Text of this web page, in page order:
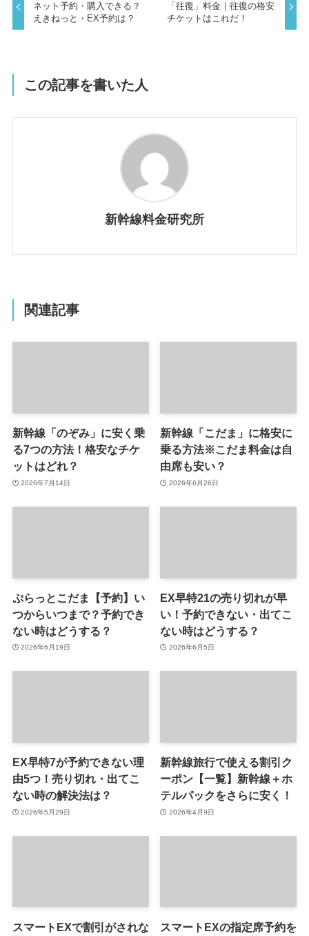
ネット予約・購入できる？
えきねっと・EX予約は？
「往復」料金｜往復の格安
チケットはこれだ！
この記事を書いた人
新幹線料金研究所
関連記事
新幹線「のぞみ」に安く乗
る7つの方法！格安なチケ
ットはどれ？
2026年7月14日
新幹線「こだま」に格安に
乗る方法※こだま料金は自
由席も安い？
2026年6月26日
ぷらっとこだま【予約】い
つからいつまで？予約でき
ない時はどうする？
2026年6月19日
EX早特21の売り切れが早
い！予約できない・出てこ
ない時はどうする？
2026年6月5日
EX早特7が予約できない理
由5つ！売り切れ・出てこ
ない時の解決法は？
2026年5月29日
新幹線旅行で使える割引ク
ーポン【一覧】新幹線＋ホ
テルパックをさらに安く！
2026年4月9日
スマートEXで割引がされな
スマートEXの指定席予約を